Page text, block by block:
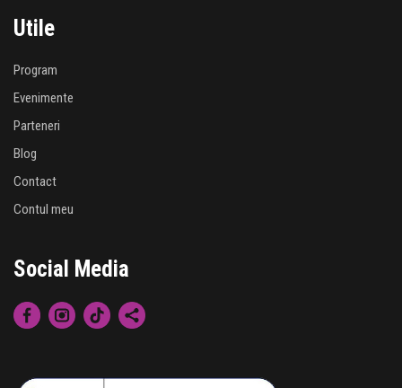
Utile
Program
Evenimente
Parteneri
Blog
Contact
Contul meu
Social Media